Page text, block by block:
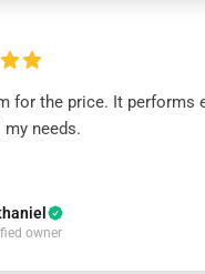
for the price. It performs
needs.
owner